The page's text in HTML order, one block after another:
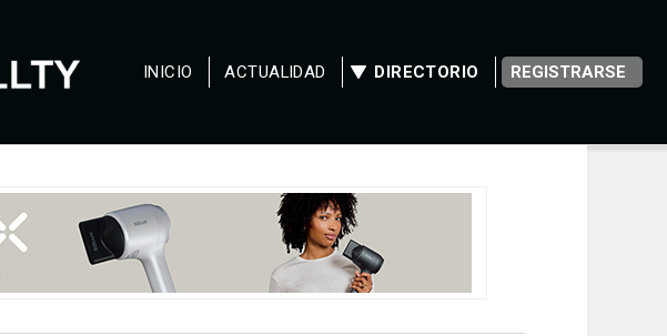
INICIO ACTUALIDAD DIRECTORIO REGISTRARSE